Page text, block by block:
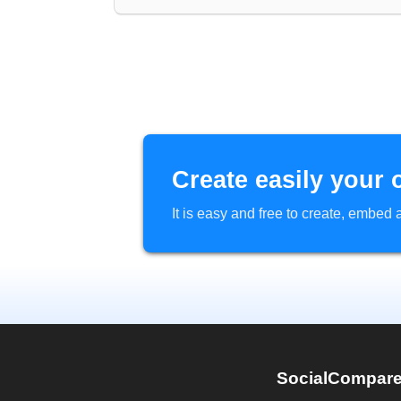
Create easily your
It is easy and free to create,